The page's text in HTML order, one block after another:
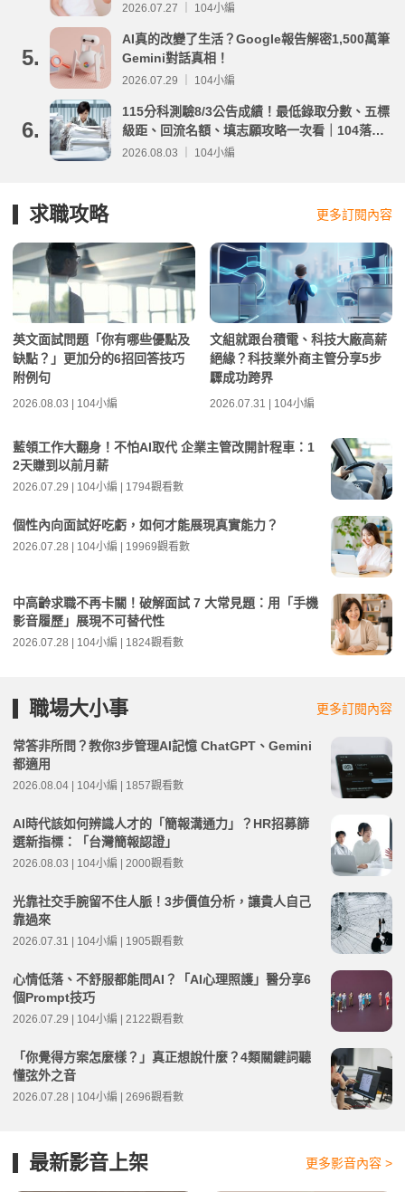
2026.07.27 ｜ 104小編
5.
AI真的改變了生活？Google報告解密1,500萬筆
Gemini對話真相！
2026.07.29 ｜ 104小編
6.
115分科測驗8/3公告成績！最低錄取分數、五標
級距、回流名額、填志願攻略一次看｜104落點
分析
2026.08.03 ｜ 104小編
求職攻略 更多訂閱內容
英文面試問題「你有哪些優點及
缺點？」更加分的6招回答技巧
附例句
2026.08.03 | 104小編
文組就跟台積電、科技大廠高薪
絕緣？科技業外商主管分享5步
驟成功跨界
2026.07.31 | 104小編
藍領工作大翻身！不怕AI取代 企業主管改開計程車：1
2天賺到以前月薪
2026.07.29 | 104小編 | 1794觀看數
個性內向面試好吃虧，如何才能展現真實能力？
2026.07.28 | 104小編 | 19969觀看數
中高齡求職不再卡關！破解面試 7 大常見題：用「手機
影音履歷」展現不可替代性
2026.07.28 | 104小編 | 1824觀看數
職場大小事 更多訂閱內容
常答非所問？教你3步管理AI記憶 ChatGPT、Gemini
都適用
2026.08.04 | 104小編 | 1857觀看數
AI時代該如何辨識人才的「簡報溝通力」？HR招募篩
選新指標：「台灣簡報認證」
2026.08.03 | 104小編 | 2000觀看數
光靠社交手腕留不住人脈！3步價值分析，讓貴人自己
靠過來
2026.07.31 | 104小編 | 1905觀看數
心情低落、不舒服都能問AI？「AI心理照護」醫分享6
個Prompt技巧
2026.07.29 | 104小編 | 2122觀看數
「你覺得方案怎麼樣？」真正想說什麼？4類關鍵詞聽
懂弦外之音
2026.07.28 | 104小編 | 2696觀看數
最新影音上架 更多影音內容 >